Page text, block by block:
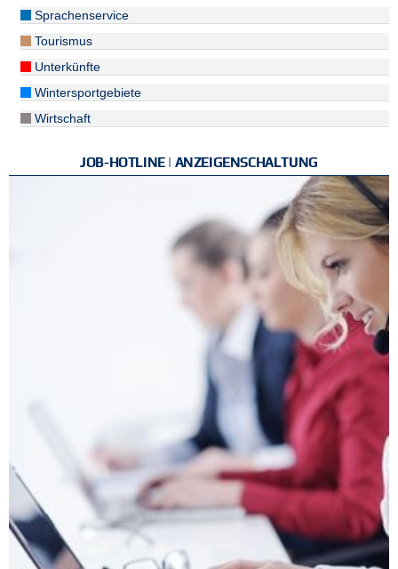
Sprachenservice
Tourismus
Unterkünfte
Wintersportgebiete
Wirtschaft
JOB-HOTLINE | ANZEIGENSCHALTUNG